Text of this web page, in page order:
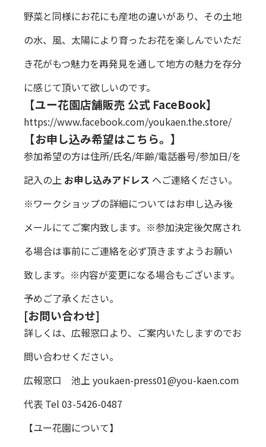
野菜と同様にお花にも産地の違いがあり、その土地
の水、風、太陽により育ったお花を楽しんでいただ
き花がもつ魅力を再発見を通して地方の魅力を存分
に感じて頂いて欲しいのです。
【ユー花園店舗販売 公式 FaceBook】
https://www.facebook.com/youkaen.the.store/
【お申し込み希望はこちら。】
参加希望の方は住所/氏名/年齢/電話番号/参加日/を
記入の上 お申し込みアドレス へご連絡ください。
※ワークショップの詳細についてはお申し込み後
メールにてご案内致します。※参加決定後欠席され
る場合は事前にご連絡を必ず頂きますようお願い
致します。※内容が変更になる場合もございます。
予めご了承ください。
[お問い合わせ]
詳しくは、広報窓口より、ご案内いたしますのでお
問い合わせください。
広報窓口 池上youkaen-press01@you-kaen.com
代表 Tel 03-5426-0487
【ユー花園について】